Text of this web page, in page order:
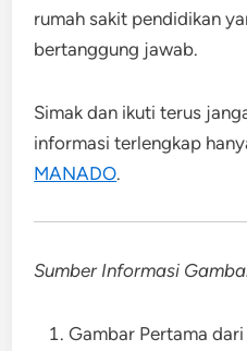
rumah sakit pendidikan
bertanggung jawab.
Simak dan ikuti terus
informasi terlengkap
MANADO.
Sumber Informasi
Gambar Pertama